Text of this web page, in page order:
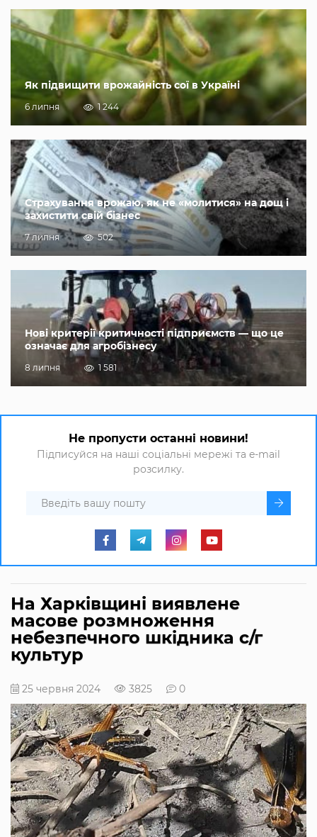
Як підвищити врожайність сої в Україні
6 липня 1 244
Страхування врожаю, як не «молитися» на дощ і
захистити свій бізнес
7 липня 502
Нові критерії критичності підприємств — що це
означає для агробізнесу
8 липня 1 581
Не пропусти останні новини!
Підписуйся на наші соціальні мережі та e-mail
розсилку.
На Харківщині виявлене
масове розмноження
небезпечного шкідника с/г
культур
25 червня 2024 3825 0